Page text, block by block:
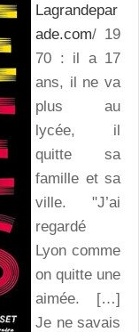
Lagrandepar
ade.com/ 19
70 : il a 17
ans, il ne va
plus au
lycée, il
quitte sa
famille et sa
ville. "J’ai
regardé
Lyon comme
on quitte une
aimée. […]
Je ne savais